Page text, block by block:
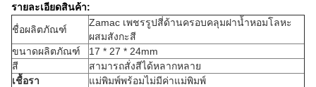
รายละเอียดสินค้า:
ชื่อผลิตภัณฑ์
Zamac เพชรรูปสี่ด้านครอบคลุมฝาน้ำหอมโลหะ
ผสมสังกะสี
ขนาดผลิตภัณฑ์
17 * 27 * 24mm
สี
สามารถสั่งสีได้หลากหลาย
เชื้อรา
แม่พิมพ์พร้อมไม่มีค่าแม่พิมพ์